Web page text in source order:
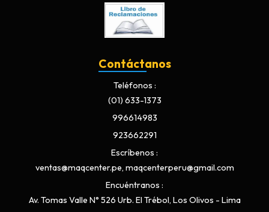
Contáctanos
Teléfonos
(01) 633-1373
996614983
923662291
Escríbenos
ventas@maqcenter.pe, maqcenterperu@gmail.com
Encuéntranos
Av. Tomas Valle N° 526 Urb. El Trébol, Los Olivos - Lima